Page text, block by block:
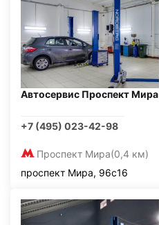
Автосервис Проспект Мира
+7 (495) 023-42-98
Проспект Мира(0,4 км)
проспект Мира, 96с16